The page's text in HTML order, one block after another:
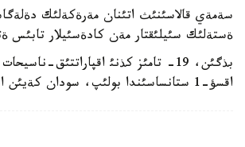
سةمةي قالاسئنئث اتئنان مةرةكةلئك
ةستةلئك سئيلئقتار مةن كادةسئيلار تابئس
بذگئن، 19- تامئز كذنئ اقپاراتتئق-
اقسؤ-1 ستانساسئندا بولئپ، سودان كةيئن استاناعا ورالادئ.